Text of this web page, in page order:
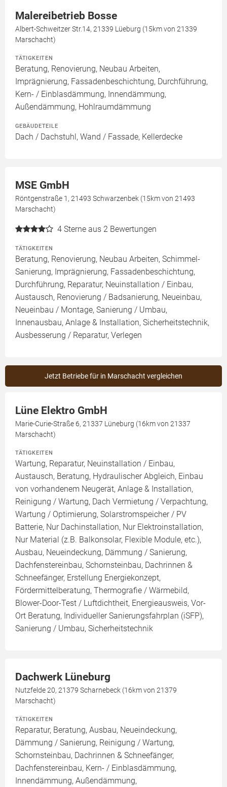
Malereibetrieb Bosse
Albert-Schweitzer Str.14, 21339 Lüeburg (15km von 21339
Marschacht)
TÄTIGKEITEN
Beratung, Renovierung, Neubau Arbeiten,
Imprägnierung, Fassadenbeschichtung, Durchführung,
Kern- / Einblasdämmung, Innendämmung,
Außendämmung, Hohlraumdämmung
GEBÄUDETEILE
Dach / Dachstuhl, Wand / Fassade, Kellerdecke
MSE GmbH
Röntgenstraße 1, 21493 Schwarzenbek (15km von 21493
Marschacht)
4 Sterne aus 2 Bewertungen
TÄTIGKEITEN
Beratung, Renovierung, Neubau Arbeiten, Schimmel-
Sanierung, Imprägnierung, Fassadenbeschichtung,
Durchführung, Reparatur, Neuinstallation / Einbau,
Austausch, Renovierung / Badsanierung, Neueinbau,
Neueinbau / Montage, Sanierung / Umbau,
Innenausbau, Anlage & Installation, Sicherheitstechnik,
Ausbesserung / Reparatur, Verlegen
Jetzt Betriebe für in Marschacht vergleichen
Lüne Elektro GmbH
Marie-Curie-Straße 6, 21337 Lüneburg (16km von 21337
Marschacht)
TÄTIGKEITEN
Wartung, Reparatur, Neuinstallation / Einbau,
Austausch, Beratung, Hydraulischer Abgleich, Einbau
von vorhandenem Neugerät, Anlage & Installation,
Reinigung / Wartung, Dach Vermietung / Verpachtung,
Wartung / Optimierung, Solarstromspeicher / PV
Batterie, Nur Dachinstallation, Nur Elektroinstallation,
Nur Material (z.B. Balkonsolar, Flexible Module, etc.),
Ausbau, Neueindeckung, Dämmung / Sanierung,
Dachfenstereinbau, Schornsteinbau, Dachrinnen &
Schneefänger, Erstellung Energiekonzept,
Fördermittelberatung, Thermografie / Wärmebild,
Blower-Door-Test / Luftdichtheit, Energieausweis, Vor-
Ort Beratung, Individueller Sanierungsfahrplan (iSFP),
Sanierung / Umbau, Sicherheitstechnik
Dachwerk Lüneburg
Nutzfelde 20, 21379 Scharnebeck (16km von 21379
Marschacht)
TÄTIGKEITEN
Reparatur, Beratung, Ausbau, Neueindeckung,
Dämmung / Sanierung, Reinigung / Wartung,
Schornsteinbau, Dachrinnen & Schneefänger,
Dachfenstereinbau, Kern- / Einblasdämmung,
Innendämmung, Außendämmung,